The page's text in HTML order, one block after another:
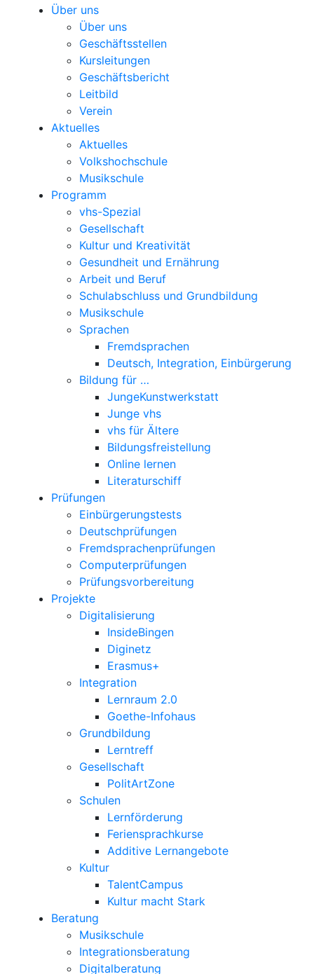
Über uns
Über uns
Geschäftsstellen
Kursleitungen
Geschäftsbericht
Leitbild
Verein
Aktuelles
Aktuelles
Volkshochschule
Musikschule
Programm
vhs-Spezial
Gesellschaft
Kultur und Kreativität
Gesundheit und Ernährung
Arbeit und Beruf
Schulabschluss und Grundbildung
Musikschule
Sprachen
Fremdsprachen
Deutsch, Integration, Einbürgerung
Bildung für …
JungeKunstwerkstatt
Junge vhs
vhs für Ältere
Bildungsfreistellung
Online lernen
Literaturschiff
Prüfungen
Einbürgerungstests
Deutschprüfungen
Fremdsprachenprüfungen
Computerprüfungen
Prüfungsvorbereitung
Projekte
Digitalisierung
InsideBingen
Diginetz
Erasmus+
Integration
Lernraum 2.0
Goethe-Infohaus
Grundbildung
Lerntreff
Gesellschaft
PolitArtZone
Schulen
Lernförderung
Feriensprachkurse
Additive Lernangebote
Kultur
TalentCampus
Kultur macht Stark
Beratung
Musikschule
Integrationsberatung
Digitalberatung